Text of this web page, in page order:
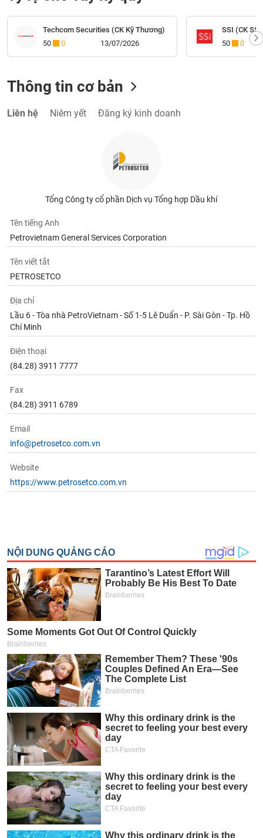
Techcom Securities (CK Kỹ Thương)
50
0 13/07/2026
SSI (CK
50
0
Thông tin cơ bản
Liên hệ Niêm yết Đăng ký kinh doanh
Tổng Công ty cổ phần Dịch vụ Tổng hợp Dầu khí
Tên tiếng Anh
Petrovietnam General Services Corporation
Tên viết tắt
PETROSETCO
Địa chỉ
Lầu 6 - Tòa nhà PetroVietnam - Số 1-5 Lê Duẩn - P. Sài Gòn - Tp. Hồ
Chí Minh
Điện thoại
(84.28) 3911 7777
Fax
(84.28) 3911 6789
Email
info@petrosetco.com.vn
Website
https://www.petrosetco.com.vn